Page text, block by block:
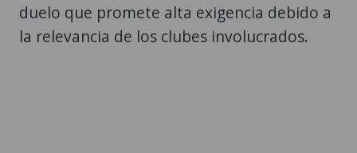
duelo que promete alta exigencia debido a
la relevancia de los clubes involucrados.